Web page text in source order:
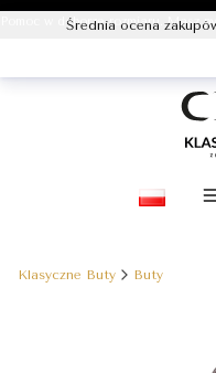
Pomoc w doborze rozmiaru. Masz
Klasyczne Buty Buty
Średnia ocena